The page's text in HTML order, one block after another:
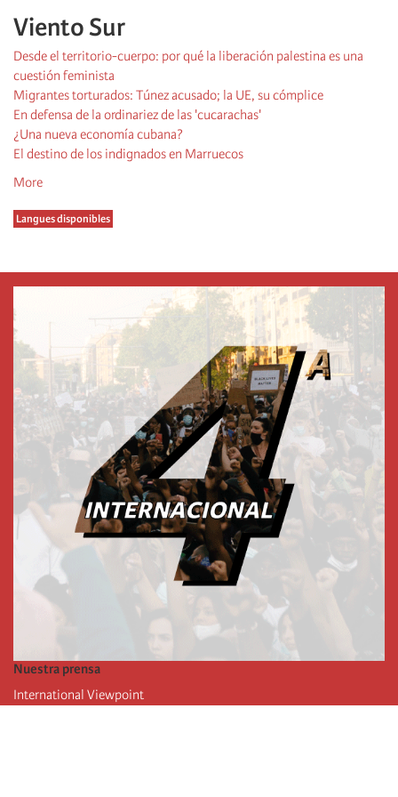
Viento Sur
Desde el territorio-cuerpo: por qué la liberación palestina es una
cuestión feminista
Migrantes torturados: Túnez acusado; la UE, su cómplice
En defensa de la ordinariez de las 'cucarachas'
¿Una nueva economía cubana?
El destino de los indignados en Marruecos
More
Langues disponibles
Nuestra prensa
International Viewpoint